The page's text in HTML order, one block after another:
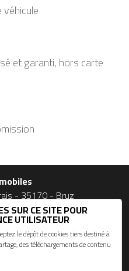
et garanti, hors carte
- 35170 - Bruz
06 74 49 53 27
SUR CE SITE POUR
UTILISATEUR
le dépôt de cookies tiers destiné à
des téléchargements de contenu